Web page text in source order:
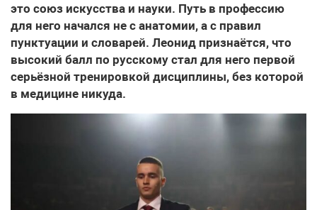
это союз искусства и науки. Путь в профессию
для него начался не с анатомии, а с правил
пунктуации и словарей. Леонид признаётся, что
высокий балл по русскому стал для него первой
серьёзной тренировкой дисциплины, без которой
в медицине никуда.